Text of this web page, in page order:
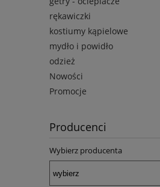
rękawiczki
kostiumy kąpielowe
mydło i powidło
odzież
Nowości
Promocje
Producenci
Wybierz producenta